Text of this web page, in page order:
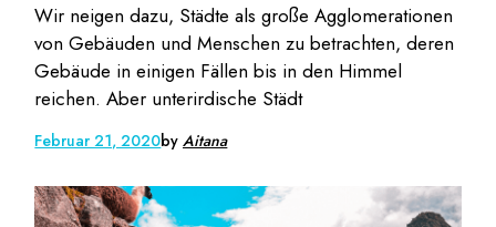
Wir neigen dazu, Städte als große Agglomerationen
von Gebäuden und Menschen zu betrachten, deren
Gebäude in einigen Fällen bis in den Himmel
reichen. Aber unterirdische Städt
Februar 21, 2020byAitana